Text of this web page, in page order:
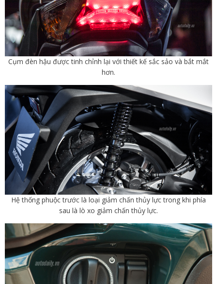
Cụm đèn hậu được tinh chỉnh lại với thiết kế sắc sảo và bắt mắt
hơn.
Hệ thống phuộc trước là loại giảm chấn thủy lực trong khi phía
sau là lò xo giảm chấn thủy lực.